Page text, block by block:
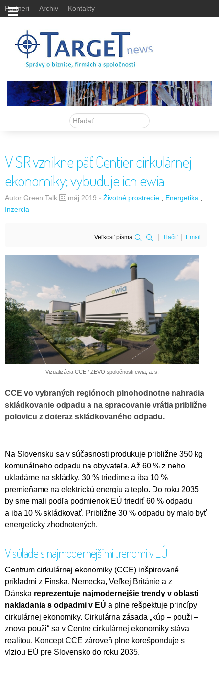
Partneri Archiv Kontakty
Hľadať
V SR vznikne päť Centier cirkulárnej
ekonomiky; vybuduje ich ewia
Autor Green Talk máj 2019 - Životné prostredie
Energetika
Inzercia
Veľkosť písma Tlačiť Email
Vizualizácia CCE / ZEVO spoločnosti ewia, a. s.
CCE vo vybraných regiónoch plnohodnotne nahradia
skládkovanie odpadu a na spracovanie vrátia približne
polovicu z doteraz skládkovaného odpadu.
Na Slovensku sa v súčasnosti produkuje približne 350 kg
komunálneho odpadu na obyvateľa. Až 60 % z neho
ukladáme na skládky, 30 % triedime a iba 10 %
premieňame na elektrickú energiu a teplo. Do roku 2035
by sme mali podľa podmienok EÚ triediť 60 % odpadu
a iba 10 % skládkovať. Približne 30 % odpadu by malo byť
energeticky zhodnotených.
V súlade s najmodernejšími trendmi v EÚ
Centrum cirkulárnej ekonomiky (CCE) inšpirované
príkladmi z Fínska, Nemecka, Veľkej Británie a z
Dánska reprezentuje najmodernejšie trendy v oblasti
nakladania s odpadmi v EÚ a plne rešpektuje princípy
cirkulárnej ekonomiky. Cirkulárna zásada „kúp – použi –
znova použi“ sa v Centre cirkulárnej ekonomiky stáva
realitou. Koncept CCE zároveň plne korešponduje s
víziou EÚ pre Slovensko do roku 2035.